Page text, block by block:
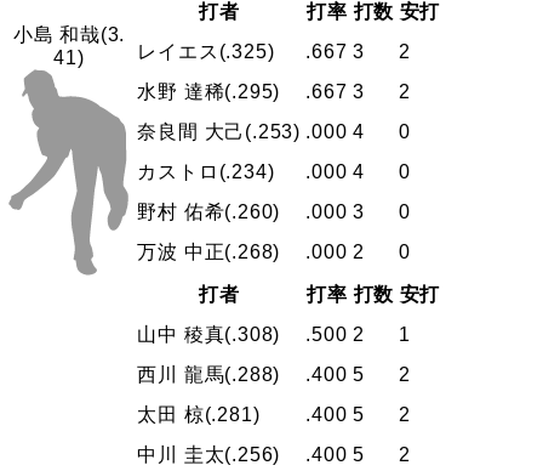
小島 和哉(3.
41)
打者 打率 打数 安打
レイエス (.325) .667 3
2
水野 達稀(.295) .667 3
2
奈良間 大己 (.253) .000 4
0
カストロ (.234) .000 4
0
野村 佑希(.260) .000 3
0
万波 中正(.268) .000 2 0
打者 打率 打数 安打
山中 稜真(.308) .500 2
1
西川 龍馬(.288) .400 5
2
太田 椋(.281) .400 5
2
中川 圭太(.256) .400 5
2